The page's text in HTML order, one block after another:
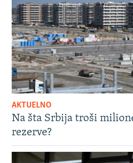
AKTUELNO
Na šta Srbija troši
rezerve?